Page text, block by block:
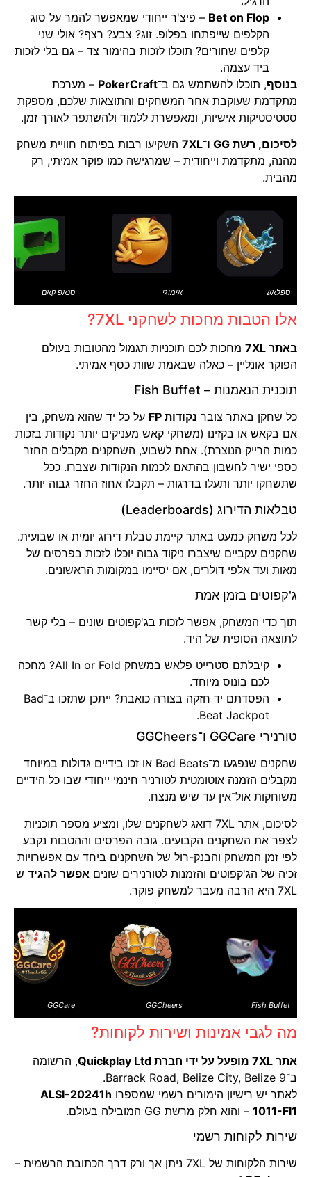
Bet on Flop – פיצ'ר ייחודי שמאפשר להמר על סוג
הקלפים שייפתחו בפלופ. זוג? צבע? רצף? אולי שני
קלפים שחורים? תוכלו לזכות בהימור צד – גם בלי לזכות
ביד עצמה.
בנוסף, תוכלו להשתמש גם ב־PokerCraft – מערכת
מתקדמת שעוקבת אחר המשחקים והתוצאות שלכם, מספקת
סטטיסטיקות אישיות, ומאפשרת ללמוד ולהשתפר לאורך זמן.
לסיכום, רשת GG ו־7XL
השקיעו רבות בפיתוח חוויית משחק
מהנה, מתקדמת וייחודית – שמרגישה כמו פוקר אמיתי, רק
מהבית.
ספלאש אימוגי סנאפ קאם
אלו הטבות מחכות לשחקני 7XL?
באתר 7XL
מחכות לכם תוכניות תגמול מהטובות בעולם
הפוקר אונליין – כאלה שבאמת שוות כסף אמיתי.
תוכנית הנאמנות – Fish Buffet
כל שחקן באתר צובר נקודות FP
על כל יד שהוא משחק, בין
אם בקאש או בקזינו (משחקי קאש מעניקים יותר נקודות בזכות
כמות הרייק הנוצרת). אחת לשבוע, השחקנים מקבלים החזר
כספי ישיר לחשבון בהתאם לכמות הנקודות שצברו. ככל
שתשחקו יותר ותעלו בדרגות – תקבלו אחוז החזר גבוה יותר.
טבלאות הדירוג (Leaderboards)
לכל משחק כמעט באתר קיימת טבלת דירוג יומית או שבועית.
שחקנים עקביים שיצברו ניקוד גבוה יוכלו לזכות בפרסים של
מאות ועד אלפי דולרים, אם יסיימו במקומות הראשונים.
ג'קפוטים בזמן אמת
תוך כדי המשחק, אפשר לזכות בג'קפוטים שונים – בלי קשר
לתוצאה הסופית של היד.
קיבלתם סטרייט פלאש במשחק All In or Fold? מחכה
לכם בונוס מיוחד.
הפסדתם יד חזקה בצורה כואבת? ייתכן שתזכו ב־Bad
Beat Jackpot.
טורנירי GGCare ו־GGCheers
שחקנים שנפגעו מ־Bad Beats או זכו בידיים גדולות במיוחד
מקבלים הזמנה אוטומטית לטורניר חינמי ייחודי שבו כל הידיים
משוחקות אול־אין עד שיש מנצח.
לסיכום, אתר 7XL דואג לשחקנים שלו, ומציע מספר תוכניות
לצפר את השחקנים הקבועים. גובה הפרסים וההטבות נקבע
לפי זמן המשחק והבנק-רול של השחקנים ביחד עם אפשרויות
זכיה של הג'קפוטים והזמנות לטורנירים שונים אפשר להגיד ש
7XL היא הרבה מעבר למשחק פוקר.
Fish Buffet
GGCheers
GGCare
מה לגבי אמינות ושירות לקוחות?
אתר 7XL מופעל על ידי חברת Quickplay Ltd
, הרשומה
ב־9 Barrack Road, Belize City, Belize.
לאתר יש רישיון הימורים רשמי שמספרו ALSI-20241h
1011-FI1 – והוא חלק מרשת GG המובילה בעולם.
שירות לקוחות רשמי
שירות הלקוחות של 7XL ניתן אך ורק דרך הכתובת הרשמית –